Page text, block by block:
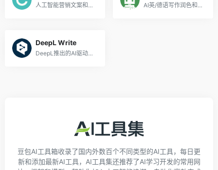
人工智能营销文案和内容创作工具 AI英/德语写作润色和改进工具
DeepL Write
DeepL推出的AI驱动的写作助手
豆包AI工具箱收录了国内外数百个不同类型的AI工具，每日更
新和添加最新AI工具，AI工具集还推荐了AI学习开发的常用网